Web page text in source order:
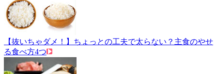
【抜いちゃダメ！】ちょっとの工夫で太らない？主食のやせ
る食べ方4つ